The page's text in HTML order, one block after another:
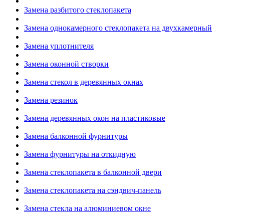
Замена разбитого стеклопакета
Замена однокамерного стеклопакета на двухкамерный
Замена уплотнителя
Замена оконной створки
Замена стекол в деревянных окнах
Замена резинок
Замена деревянных окон на пластиковые
Замена балконной фурнитуры
Замена фурнитуры на откидную
Замена стеклопакета в балконной двери
Замена стеклопакета на сэндвич-панель
Замена стекла на алюминиевом окне